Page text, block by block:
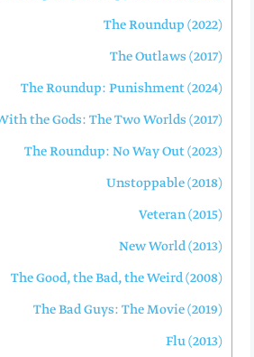
The Roundup (2022)
The Outlaws (2017)
The Roundup: Punishment (2024)
the Gods: The Two Worlds (2017)
The Roundup: No Way Out (2023)
Unstoppable (2018)
Veteran (2015)
New World (2013)
The Good, the Bad, the Weird (2008)
The Bad Guys: The Movie (2019)
Flu (2013)